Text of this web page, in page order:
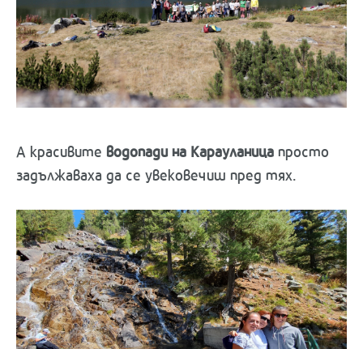
А красивите водопади на Карауланица просто
задължаваха да се увековечиш пред тях.